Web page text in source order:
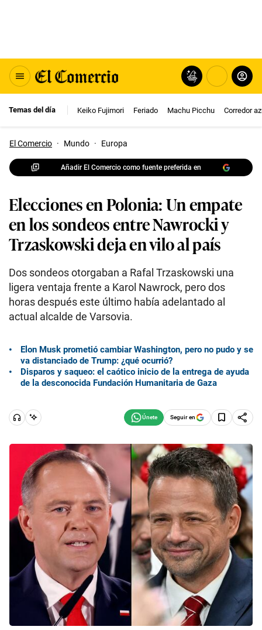
Temas del día Keiko Fujimori Feriado Machu Picchu Corredor
El Comercio · Mundo · Europa
Añadir El Comercio como fuente preferida en
Elecciones en Polonia: Un empate
en los sondeos entre Nawrocki y
Trzaskowski deja en vilo al país
Dos sondeos otorgaban a Rafal Trzaskowski una
ligera ventaja frente a Karol Nawrock, pero dos
horas después este último había adelantado al
actual alcalde de Varsovia.
Elon Musk prometió cambiar Washington, pero no pudo y se
va distanciado de Trump: ¿qué ocurrió?
Disparos y saqueo: el caótico inicio de la entrega de ayuda
de la desconocida Fundación Humanitaria de Gaza
Seguir en